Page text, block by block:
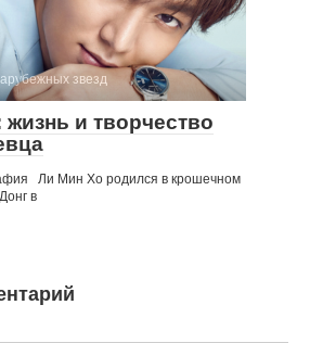
звезд
и творчество
Ли Мин Хо родился в крошечном
в